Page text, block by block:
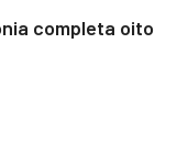
completa oito